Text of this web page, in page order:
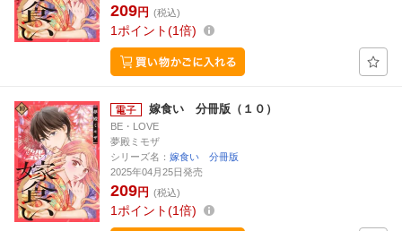
209円 (税込)
1 ポイント 1倍
嫁食い 分冊版（１０）
BE・LOVE
夢殿ミモザ
シリーズ名： 嫁食い 分冊版
2025年04月25日発売
209円 (税込)
1 ポイント 1倍